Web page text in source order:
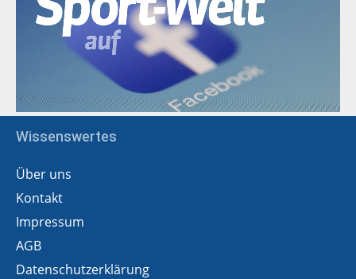
Wissenswertes
Über uns
Kontakt
Impressum
AGB
Datenschutzerklärung